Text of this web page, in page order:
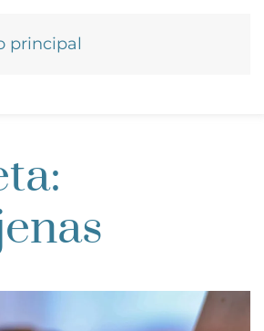
principal